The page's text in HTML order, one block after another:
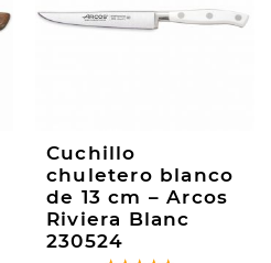
Cuchillo
chuletero blanco
de 13 cm – Arcos
Riviera Blanc
230524